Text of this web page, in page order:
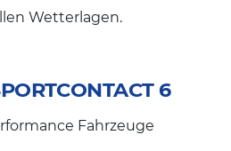
Wetterlagen.
6
Fahrzeuge